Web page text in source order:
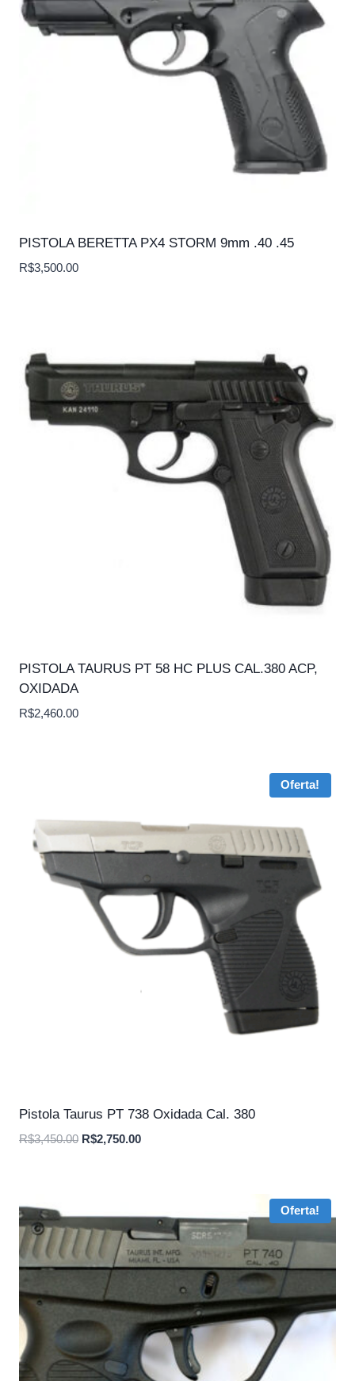
PISTOLA BERETTA PX4 STORM 9mm .40 .45
R$3,500.00
PISTOLA TAURUS PT 58 HC PLUS CAL.380 ACP,
OXIDADA
R$2,460.00
Oferta!
Pistola Taurus PT 738 Oxidada Cal. 380
R$3,450.00 O
R$2,750.00O
Oferta!